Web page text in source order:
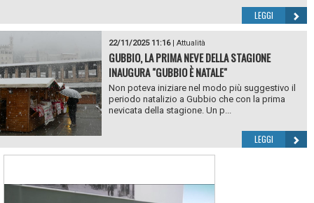
LEGGI
22/11/2025 11:16| Attualità
GUBBIO, LA PRIMA NEVE DELLA STAGIONE
INAUGURA "GUBBIO È NATALE"
Non poteva iniziare nel modo più suggestivo il
periodo natalizio a Gubbio che con la prima
nevicata della stagione. Un p...
LEGGI